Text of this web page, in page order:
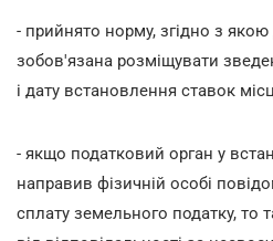
- прийнято норму, згідно з
зобов'язана розміщувати
і дату встановлення ставок
- якщо податковий орган у
направив фізичній особі
сплату земельного податку, то